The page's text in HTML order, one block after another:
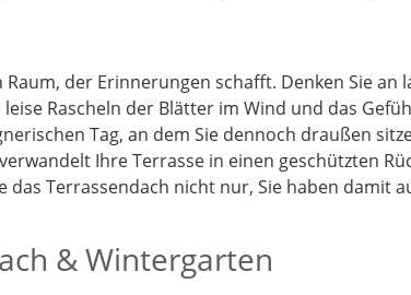
der Erinnerungen schafft. Denken Sie
Rascheln der Blätter im Wind und das
Tag, an dem Sie dennoch draußen
Ihre Terrasse in einen geschützten
Terrassendach nicht nur, Sie haben damit
& Wintergarten